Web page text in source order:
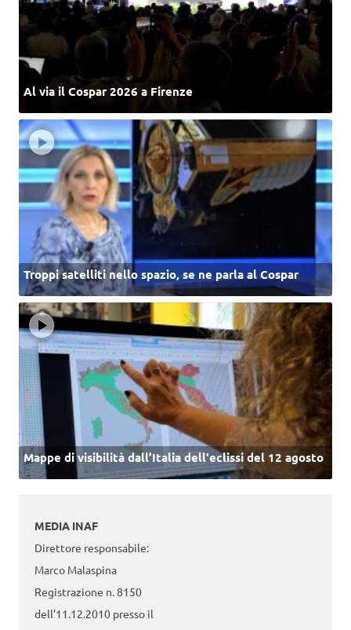
Al via il Cospar 2026 a Firenze
Troppi satelliti nello spazio, se ne parla al Cospar
Mappe di visibilità dall’Italia dell'eclissi del 12 agosto
MEDIA INAF
Direttore responsabile:
Marco Malaspina
Registrazione n. 8150
dell’11.12.2010 presso il